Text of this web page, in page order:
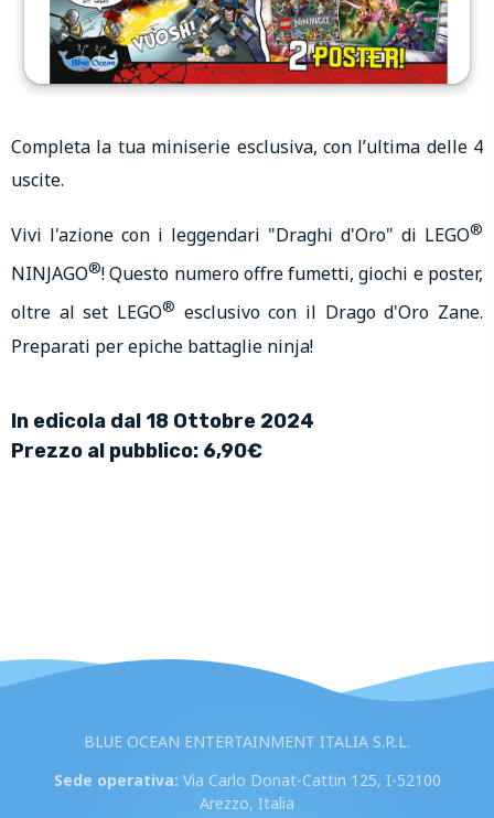
Completa la tua miniserie esclusiva, con l’ultima delle 4
uscite.
Vivi l'azione con i leggendari "Draghi d'Oro" di LEGO®
NINJAGO®! Questo numero offre fumetti, giochi e poster,
oltre al set LEGO® esclusivo con il Drago d'Oro Zane.
Preparati per epiche battaglie ninja!
In edicola dal 18 Ottobre 2024
Prezzo al pubblico: 6,90€
BLUE OCEAN ENTERTAINMENT ITALIA S.R.L.
Sede operativa: Via Carlo Donat-Cattin 125, I-52100
Arezzo, Italia